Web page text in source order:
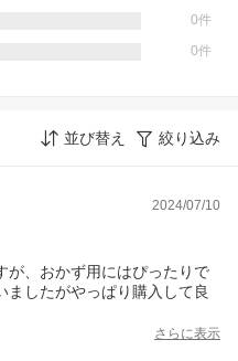
0件
0件
並び替え 絞り込み
2024/07/10
が、おかず用にはぴったりで
ましたがやっぱり購入して良
さらに表示